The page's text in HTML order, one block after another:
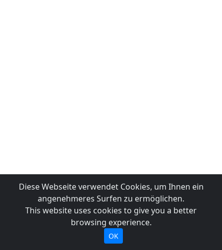
Diese Webseite verwendet Cookies, um Ihnen ein
angenehmeres Surfen zu ermöglichen.
This website uses cookies to give you a better
browsing experience.
OK